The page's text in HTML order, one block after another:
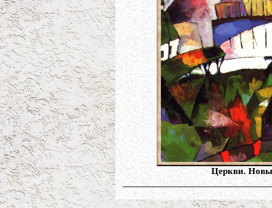
Церкви.